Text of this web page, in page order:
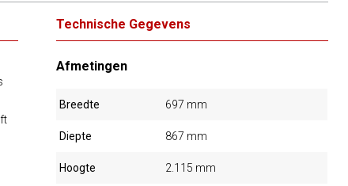
Technische Gegevens
Afmetingen
Breedte 697 mm
Diepte 867 mm
Hoogte 2.115 mm